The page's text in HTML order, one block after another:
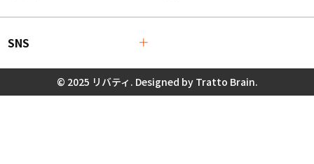
SNS
© 2025 リバティ. Designed by Tratto Brain.